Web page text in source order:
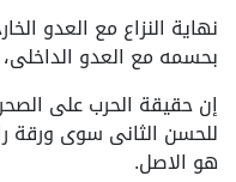
نهاية النزاع مع العدو
بحسمه مع العدو
إن حقيقة الحرب على
للحسن الثانى سوى ورقة
هو الاصل.